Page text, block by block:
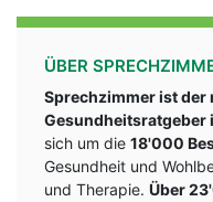
ÜBER
Sprechzimmer ist der
Gesundheitsratgeber
sich um die 18'000
Gesundheit und
und Therapie. Über